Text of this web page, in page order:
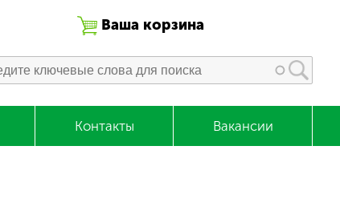
Ваша корзина
Контакты Вакансии